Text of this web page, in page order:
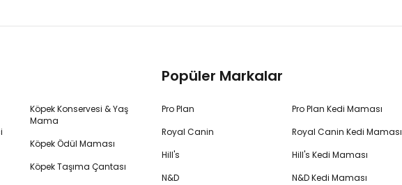
Köpek Konservesi & Yaş
Mama
Köpek Ödül Maması
Köpek Taşıma Çantası
Popüler Markalar
Pro Plan
Royal Canin
Hill's
N&D
Pro Plan Kedi Maması
Royal Canin Kedi Maması
Hill's Kedi Maması
N&D Kedi Maması